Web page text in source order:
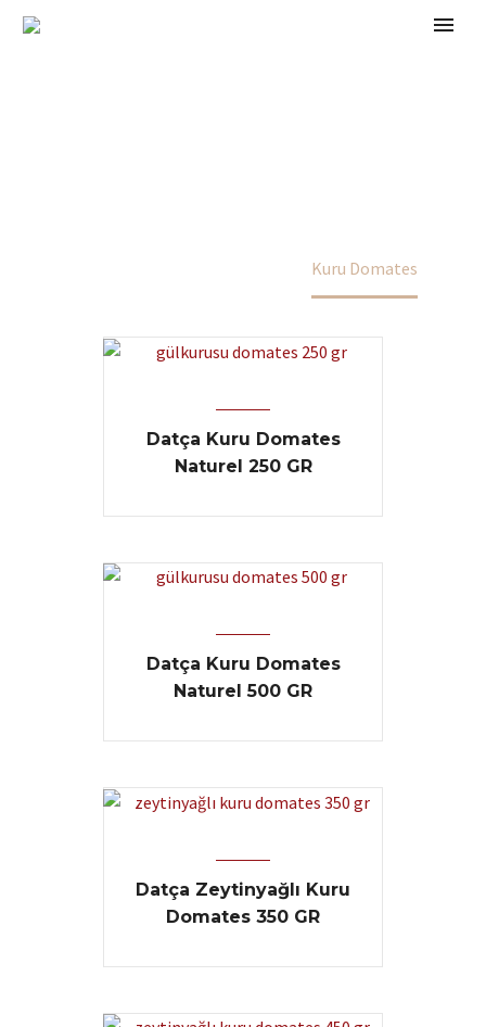
Kuru Domates
Datça Kuru Domates
Naturel 250 GR
Datça Kuru Domates
Naturel 500 GR
Datça Zeytinyağlı Kuru
Domates 350 GR